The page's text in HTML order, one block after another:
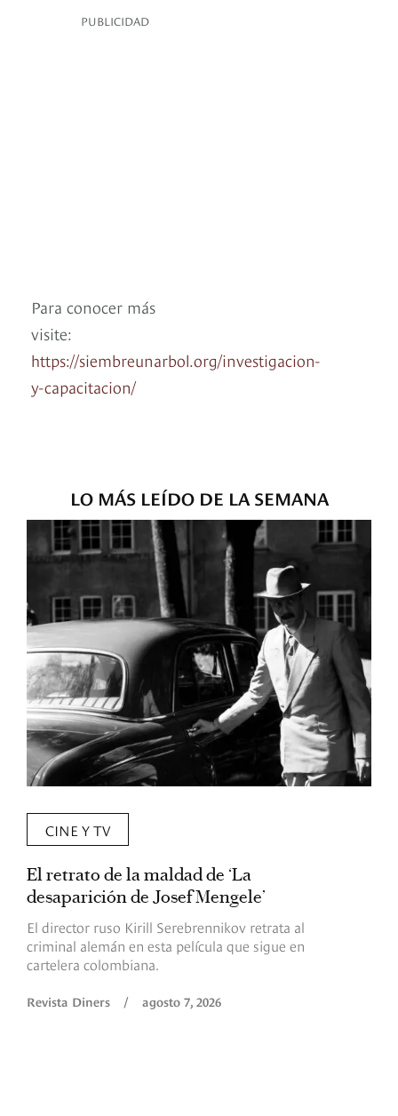
PUBLICIDAD
Para conocer más
visite:
https://siembreunarbol.org/investigacion-
y-capacitacion/
LO MÁS LEÍDO DE LA SEMANA
CINE Y TV
El retrato de la maldad de ‘La
desaparición de Josef Mengele’
El director ruso Kirill Serebrennikov retrata al
criminal alemán en esta película que sigue en
cartelera colombiana.
Revista Diners / agosto 7, 2026